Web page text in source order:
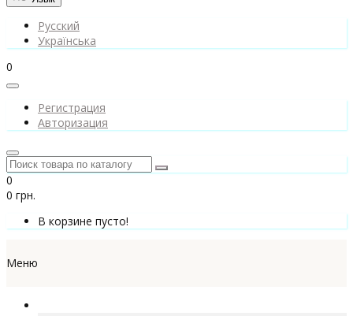
Русский
Українська
0
Регистрация
Авторизация
0
0 грн.
В корзине пусто!
Меню